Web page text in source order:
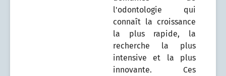
l'odontologie qui
connaît la croissance
la plus rapide, la
recherche la plus
intensive et la plus
innovante. Ces